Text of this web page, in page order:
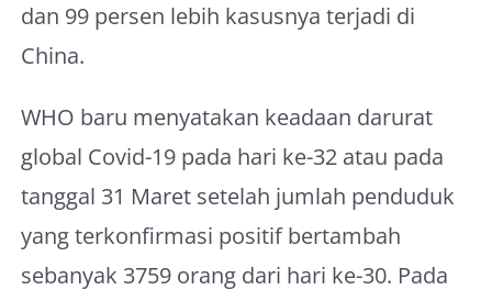
dan 99 persen lebih kasusnya terjadi di
China.
WHO baru menyatakan keadaan darurat
global Covid-19 pada hari ke-32 atau pada
tanggal 31 Maret setelah jumlah penduduk
yang terkonfirmasi positif bertambah
sebanyak 3759 orang dari hari ke-30. Pada